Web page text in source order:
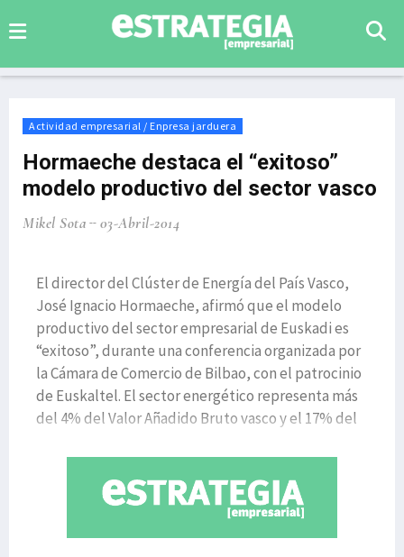
Actividad empresarial / Enpresa jarduera
Hormaeche destaca el “exitoso”
modelo productivo del sector vasco
Mikel Sota 03-Abril-2014
El director del Clúster de Energía del País Vasco,
José Ignacio Hormaeche, afirmó que el modelo
productivo del sector empresarial de Euskadi es
“exitoso”, durante una conferencia organizada por
la Cámara de Comercio de Bilbao, con el patrocinio
de Euskaltel. El sector energético representa más
del 4% del Valor Añadido Bruto vasco y el 17% del